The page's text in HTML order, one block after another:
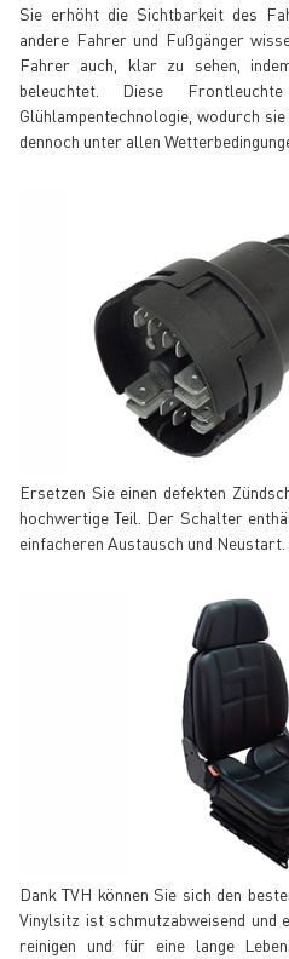
Sie erhöht die Sichtbarkeit des
andere Fahrer und Fußgänger
Fahrer auch, klar zu sehen,
beleuchtet. Diese
Glühlampentechnologie, wodurch
dennoch unter allen
Ersetzen Sie einen defekten
hochwertige Teil. Der Schalter
einfacheren Austausch und Neustart.
Dank TVH können Sie sich den
Vinylsitz ist schmutzabweisend
reinigen und für eine lange